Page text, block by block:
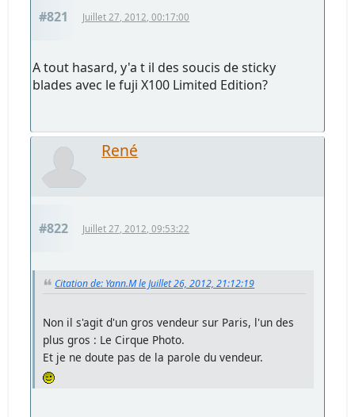
#821 Juillet 27, 2012, 00:17:00
A tout hasard, y'a t il des soucis de sticky
blades avec le fuji X100 Limited Edition?
René
#822 Juillet 27, 2012, 09:53:22
Citation de: Yann.M le Juillet 26, 2012, 21:12:19
Non il s'agit d'un gros vendeur sur Paris, l'un des
plus gros : Le Cirque Photo.
Et je ne doute pas de la parole du vendeur.